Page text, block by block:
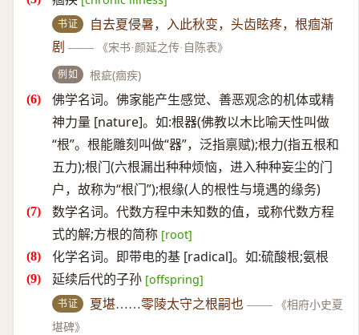
书证
自去夏侵暑，入此秋变，头齿眩疼，根痼渐
剧 —— 《宋书·颜延之传·自陈表》
例如 根疵(痼疾)
佛学名词。佛家能产生感觉、善恶观念的机体或精
神力量 [nature]。如:根器(佛教以木比喻天性叫做
“根”。根能雕刻叫做“器”，泛指禀赋);根力(指五根和
五力);根门(六根漏出种种烦恼，进入种种妄尘的门
户，故称为“根门”);根缘(人的根性与境遇的缘务)
数学名词。代数方程中未知数的值，或称代数方程
式的解;方根的简称 [root]
化学名词。即带电的基 [radical]。如:硫酸根;氨根
延续后代的子孙 [offspring]
书证 夏堪……零陵太守之根嗣也 ——
《相府小史夏
堪碑》